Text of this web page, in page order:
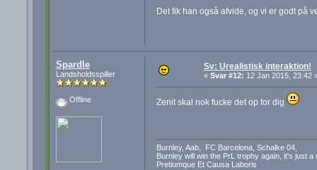
Det fik han også afvide, og vi er godt på
Spardle
Landsholdsspiller
Offline
Sv: Urealistisk interaktion!
« Svar #12: 12 Jan 2015, 23:42
Zenit skal nok fucke det op for dig
Burnley, Aab, FC Barcelona, Schalke 04,
Burnley will win the PrL trophy again, it's just a
Pretiumque Et Causa Laboris